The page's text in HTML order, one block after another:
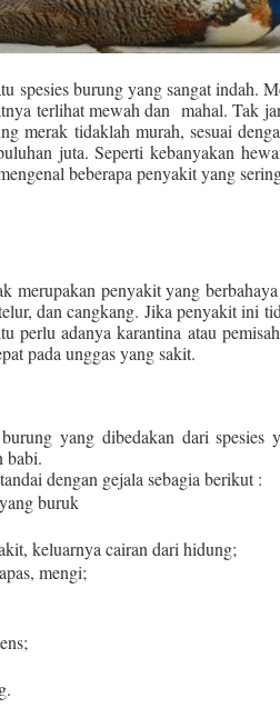
spesies burung yang sangat indah.
terlihat mewah dan mahal. Tak
merak tidaklah murah, sesuai
juta. Seperti kebanyakan
beberapa penyakit yang
merupakan penyakit yang
dan cangkang. Jika penyakit ini
perlu adanya karantina atau
pada unggas yang sakit.
yang dibedakan dari spesies
babi.
dengan gejala sebagia berikut :
buruk
keluarnya cairan dari hidung;
mengi;